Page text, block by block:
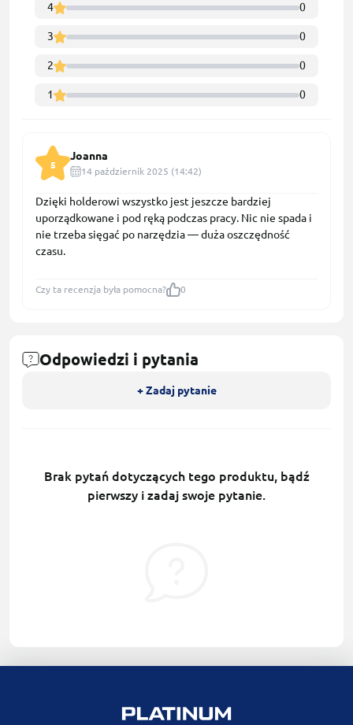
4 0
3 0
2 0
1 0
5
Joanna
14 październik 2025 (14:42)
Dzięki holderowi wszystko jest jeszcze bardziej
uporządkowane i pod ręką podczas pracy. Nic nie spada i
nie trzeba sięgać po narzędzia — duża oszczędność
czasu.
Czy ta recenzja była pomocna? 0
Odpowiedzi i pytania
+ Zadaj pytanie
Brak pytań dotyczących tego produktu, bądź
pierwszy i zadaj swoje pytanie.